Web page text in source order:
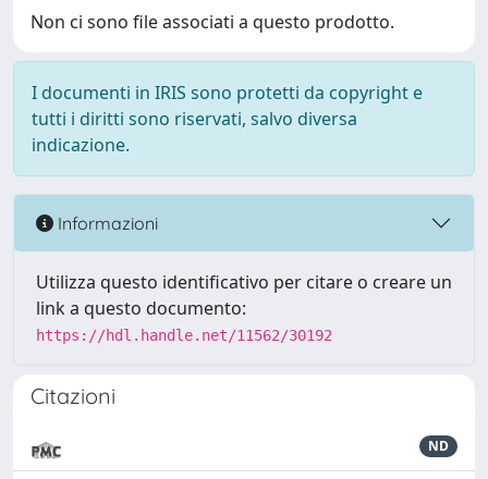
Non ci sono file associati a questo prodotto.
I documenti in IRIS sono protetti da copyright e
tutti i diritti sono riservati, salvo diversa
indicazione.
Informazioni
Utilizza questo identificativo per citare o creare un
link a questo documento:
https://hdl.handle.net/11562/30192
Citazioni
ND